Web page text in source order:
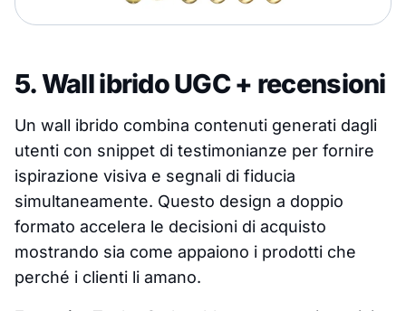
5. Wall ibrido UGC + recensioni
Un wall ibrido combina contenuti generati dagli
utenti con snippet di testimonianze per fornire
ispirazione visiva e segnali di fiducia
simultaneamente. Questo design a doppio
formato accelera le decisioni di acquisto
mostrando sia come appaiono i prodotti che
perché i clienti li amano.